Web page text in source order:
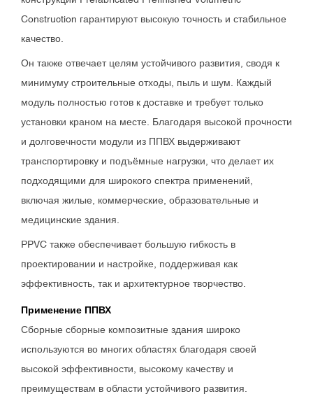
Construction гарантируют высокую точность и стабильное
качество.
Он также отвечает целям устойчивого развития, сводя к
минимуму строительные отходы, пыль и шум. Каждый
модуль полностью готов к доставке и требует только
установки краном на месте. Благодаря высокой прочности
и долговечности модули из ППВХ выдерживают
транспортировку и подъёмные нагрузки, что делает их
подходящими для широкого спектра применений,
включая жилые, коммерческие, образовательные и
медицинские здания.
PPVC также обеспечивает большую гибкость в
проектировании и настройке, поддерживая как
эффективность, так и архитектурное творчество.
Применение ППВХ
Сборные сборные композитные здания широко
используются во многих областях благодаря своей
высокой эффективности, высокому качеству и
преимуществам в области устойчивого развития.